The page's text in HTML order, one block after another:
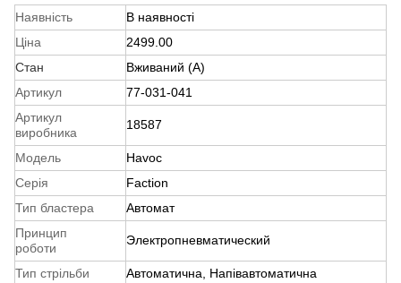
Наявність
В наявності
Ціна
2499.00
Стан
Вживаний (A)
Артикул
77-031-041
Артикул
виробника
18587
Модель
Havoc
Серія
Faction
Тип бластера
Автомат
Принцип
роботи
Электропневматический
Тип стрільби
Автоматична, Напівавтоматична